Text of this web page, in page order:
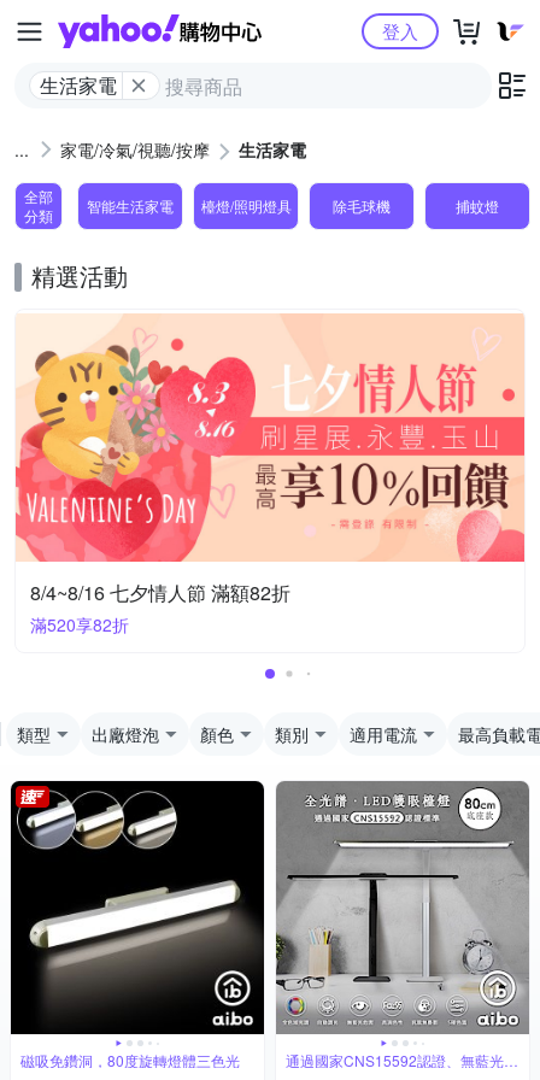
Yahoo購物中心
生活家電
登入
家電/冷氣/視聽/按摩 生活家電
全部
分類
智能生活家電 檯燈/照明燈具 除毛球機 捕蚊燈
精選活動
8/4~8/16 七夕情人節 滿額82折
滿520享82折
類型 出廠燈泡 顏色 類別 適用電流 最高負載
磁吸免鑽洞，80度旋轉燈體三色光 通過國家CNS15592認證、無藍光危
害